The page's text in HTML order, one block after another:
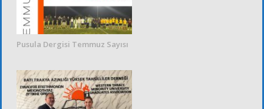
Pusula Dergisi Temmuz Sayısı